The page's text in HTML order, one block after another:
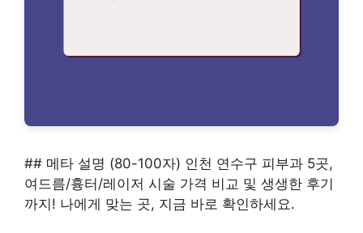
## 메타 설명 (80-100자) 인천 연수구 피부과 5곳,
여드름/흉터/레이저 시술 가격 비교 및 생생한 후기
까지! 나에게 맞는 곳, 지금 바로 확인하세요.